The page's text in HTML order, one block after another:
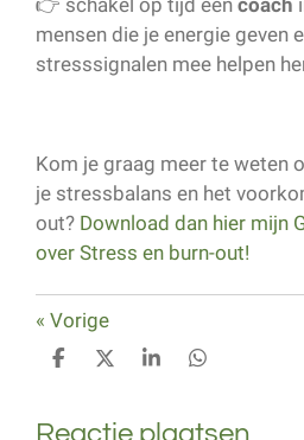
mensen die je energie geven
stresssignalen mee helpen
Kom je graag meer te weten
je stressbalans en het
out? Download dan hier mijn
over Stress en burn-out!
« Vorige
D
e
D
l
S
r
D
e
Reactie plaatsen